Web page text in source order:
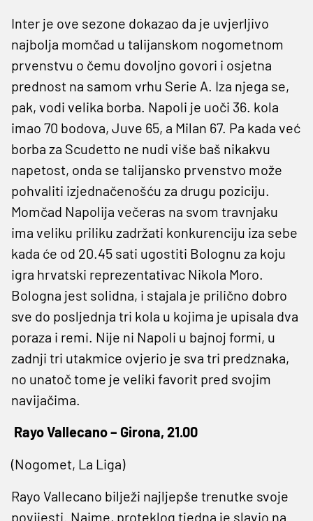
Inter je ove sezone dokazao da je uvjerljivo
najbolja momčad u talijanskom nogometnom
prvenstvu o čemu dovoljno govori i osjetna
prednost na samom vrhu Serie A. Iza njega se,
pak, vodi velika borba. Napoli je uoči 36. kola
imao 70 bodova, Juve 65, a Milan 67. Pa kada već
borba za Scudetto ne nudi više baš nikakvu
napetost, onda se talijansko prvenstvo može
pohvaliti izjednačenošću za drugu poziciju.
Momčad Napolija večeras na svom travnjaku
ima veliku priliku zadržati konkurenciju iza sebe
kada će od 20.45 sati ugostiti Bolognu za koju
igra hrvatski reprezentativac Nikola Moro.
Bologna jest solidna, i stajala je prilično dobro
sve do posljednja tri kola u kojima je upisala dva
poraza i remi. Nije ni Napoli u bajnoj formi, u
zadnji tri utakmice ovjerio je sva tri predznaka,
no unatoč tome je veliki favorit pred svojim
navijačima.
Rayo Vallecano – Girona, 21.00
(Nogomet, La Liga)
Rayo Vallecano bilježi najljepše trenutke svoje
povijesti. Naime, proteklog tjedna je slavio na